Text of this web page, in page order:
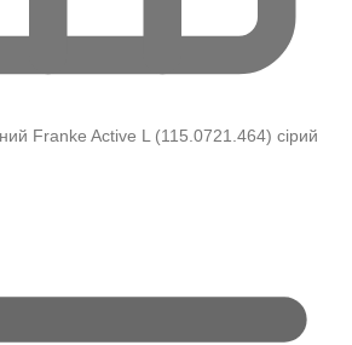
Franke Active L (115.0721.464) сірий